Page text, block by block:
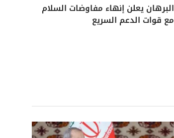
البرهان يعلن إنهاء مفاوضات السلام
مع قوات الدعم السريع